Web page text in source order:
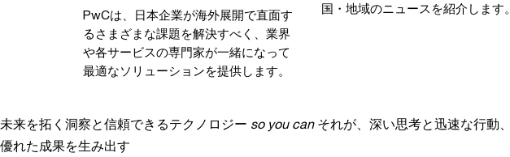
PwCは、日本企業が海外展開で直面す
るさまざまな課題を解決すべく、業界
や各サービスの専門家が一緒になって
最適なソリューションを提供します。
国・地域のニュースを紹介します。
未来を拓く洞察と信頼できるテクノロジー so you can それが、深い思考と迅速な行動、
優れた成果を生み出す